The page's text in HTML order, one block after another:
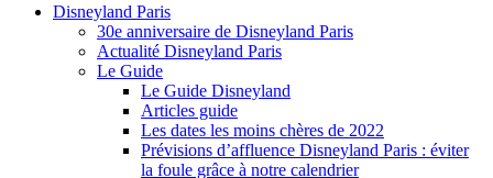
Disneyland Paris
30e anniversaire de Disneyland Paris
Actualité Disneyland Paris
Le Guide
Le Guide Disneyland
Articles guide
Les dates les moins chères de 2022
Prévisions d’affluence Disneyland Paris : éviter
la foule grâce à notre calendrier